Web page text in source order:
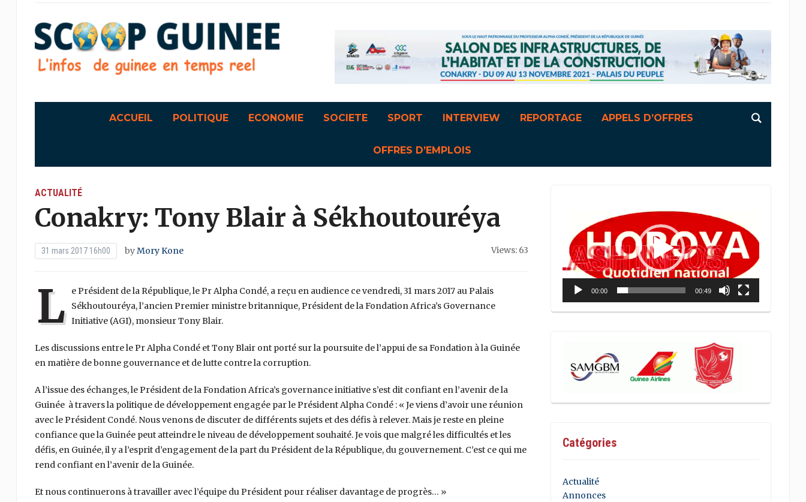
ACCUEIL POLITIQUE ECONOMIE SOCIETE SPORT INTERVIEW REPORTAGE APPELS D’OFFRES
OFFRES D’EMPLOIS
ACTUALITÉ
Conakry: Tony Blair à Sékhoutouréya
31 mars 2017 16h00 byMory Kone Views: 63
L
e Président de la République, le Pr Alpha Condé, a reçu en audience ce vendredi, 31 mars 2017 au Palais
Sékhoutouréya, l’ancien Premier ministre britannique, Président de la Fondation Africa’s Governance
Initiative (AGI), monsieur Tony Blair.
Les discussions entre le Pr Alpha Condé et Tony Blair ont porté sur la poursuite de l’appui de sa Fondation à la Guinée
en matière de bonne gouvernance et de lutte contre la corruption.
A l’issue des échanges, le Président de la Fondation Africa’s governance initiative s’est dit confiant en l’avenir de la
Guinée à travers la politique de développement engagée par le Président Alpha Condé : « Je viens d’avoir une réunion
avec le Président Condé. Nous venons de discuter de différents sujets et des défis à relever. Mais je reste en pleine
confiance que la Guinée peut atteindre le niveau de développement souhaité. Je vois que malgré les difficultés et les
défis, en Guinée, il y a l’esprit d’engagement de la part du Président de la République, du gouvernement. C’est ce qui me
rend confiant en l’avenir de la Guinée.
Et nous continuerons à travailler avec l’équipe du Président pour réaliser davantage de progrès… »
00:00 00:49
Catégories
Actualité
Annonces